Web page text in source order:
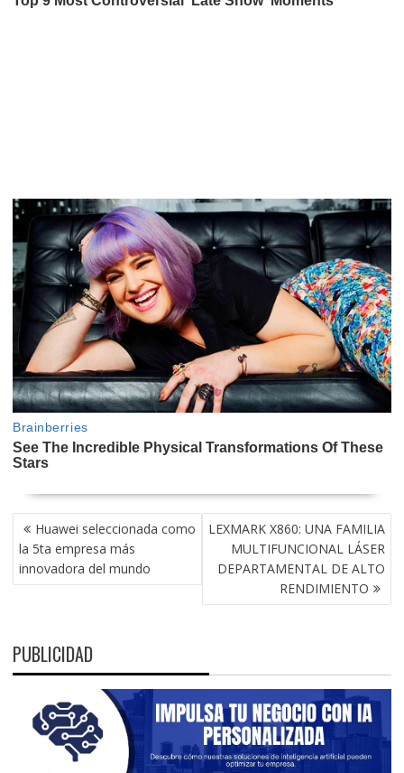
NAVEGACIÓN
DE
ENTRADAS
Huawei seleccionada como
la 5ta empresa más
innovadora del mundo
LEXMARK X860: UNA FAMILIA
MULTIFUNCIONAL LÁSER
DEPARTAMENTAL DE ALTO
RENDIMIENTO
PUBLICIDAD